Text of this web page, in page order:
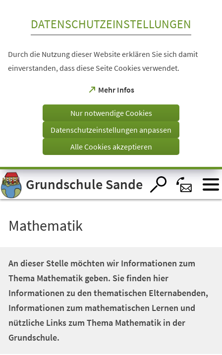
Visuelle
Assistenzsoftware
öffnen.
DATENSCHUTZEINSTELLUNGEN
Durch die Nutzung dieser Website erklären Sie sich damit
einverstanden, dass diese Seite Cookies verwendet.
Mehr Infos
(Öffnet
einem
Tab)
Nur notwendige Cookies
Datenschutzeinstellungen anpassen
Alle Cookies akzeptieren
Grundschule Sande
Mathematik
An dieser Stelle möchten wir Informationen zum
Thema Mathematik geben. Sie finden hier
Informationen zu den thematischen Elternabenden,
Informationen zum mathematischen Lernen und
nützliche Links zum Thema Mathematik in der
Grundschule.